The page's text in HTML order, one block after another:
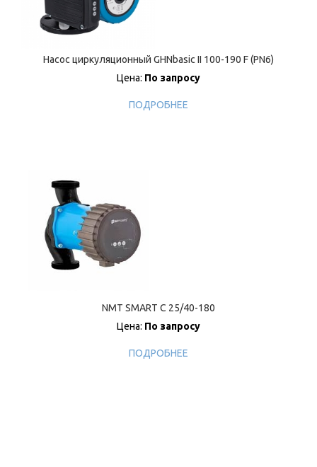
Насос циркуляционный GHNbasic II 100-190 F (PN6)
Цена: По запросу
ПОДРОБНЕЕ
NMT SMART C 25/40-180
Цена: По запросу
ПОДРОБНЕЕ